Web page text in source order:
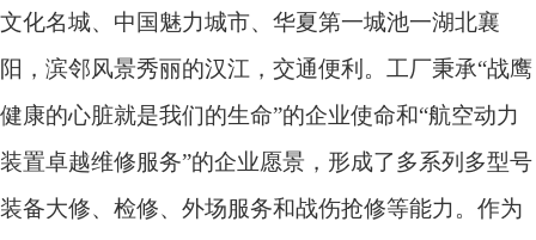
文化名城、中国魅力城市、华夏第一城池一湖北襄
阳，滨邻风景秀丽的汉江，交通便利。工厂秉承“战鹰
健康的心脏就是我们的生命”的企业使命和“航空动力
装置卓越维修服务”的企业愿景，形成了多系列多型号
装备大修、检修、外场服务和战伤抢修等能力。作为